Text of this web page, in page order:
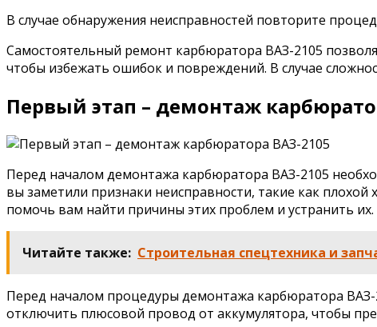
В случае обнаружения неисправностей повторите
Самостоятельный ремонт карбюратора ВАЗ-2105
чтобы избежать ошибок и повреждений. В случае
Первый этап – демонтаж
Перед началом демонтажа карбюратора ВАЗ-2105
вы заметили признаки неисправности, такие как
помочь вам найти причины этих проблем и устранить их.
Читайте также: Строительная спецтехника и
Перед началом процедуры демонтажа карбюратора ВАЗ-
отключить плюсовой провод от аккумулятора, чтобы